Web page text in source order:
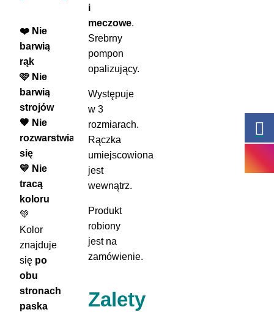
❤️ Nie
barwią
rąk
🩷 Nie
barwią
strojów
🧡 Nie
rozwarstwiają
się
💛 Nie
tracą
koloru
💚
Kolor
znajduje
się po
obu
stronach
paska
i
meczowe.
Srebrny
pompon
opalizujący.
Występuje
w 3
rozmiarach.
Rączka
umiejscowiona
jest
wewnątrz.
Produkt
robiony
jest na
zamówienie.
Zalety